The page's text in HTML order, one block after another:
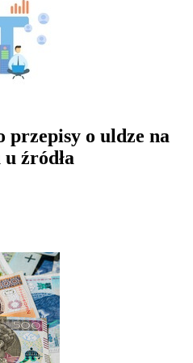
przepisy o uldze na
źródła